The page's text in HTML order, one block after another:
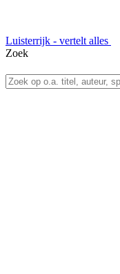
Luisterrijk - vertelt alles
Zoek